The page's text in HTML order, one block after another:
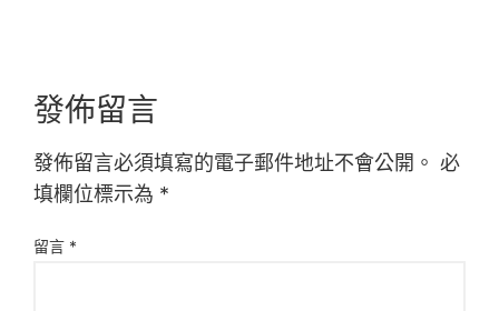
發佈留言
發佈留言必須填寫的電子郵件地址不會公開。 必
填欄位標示為 *
留言 *